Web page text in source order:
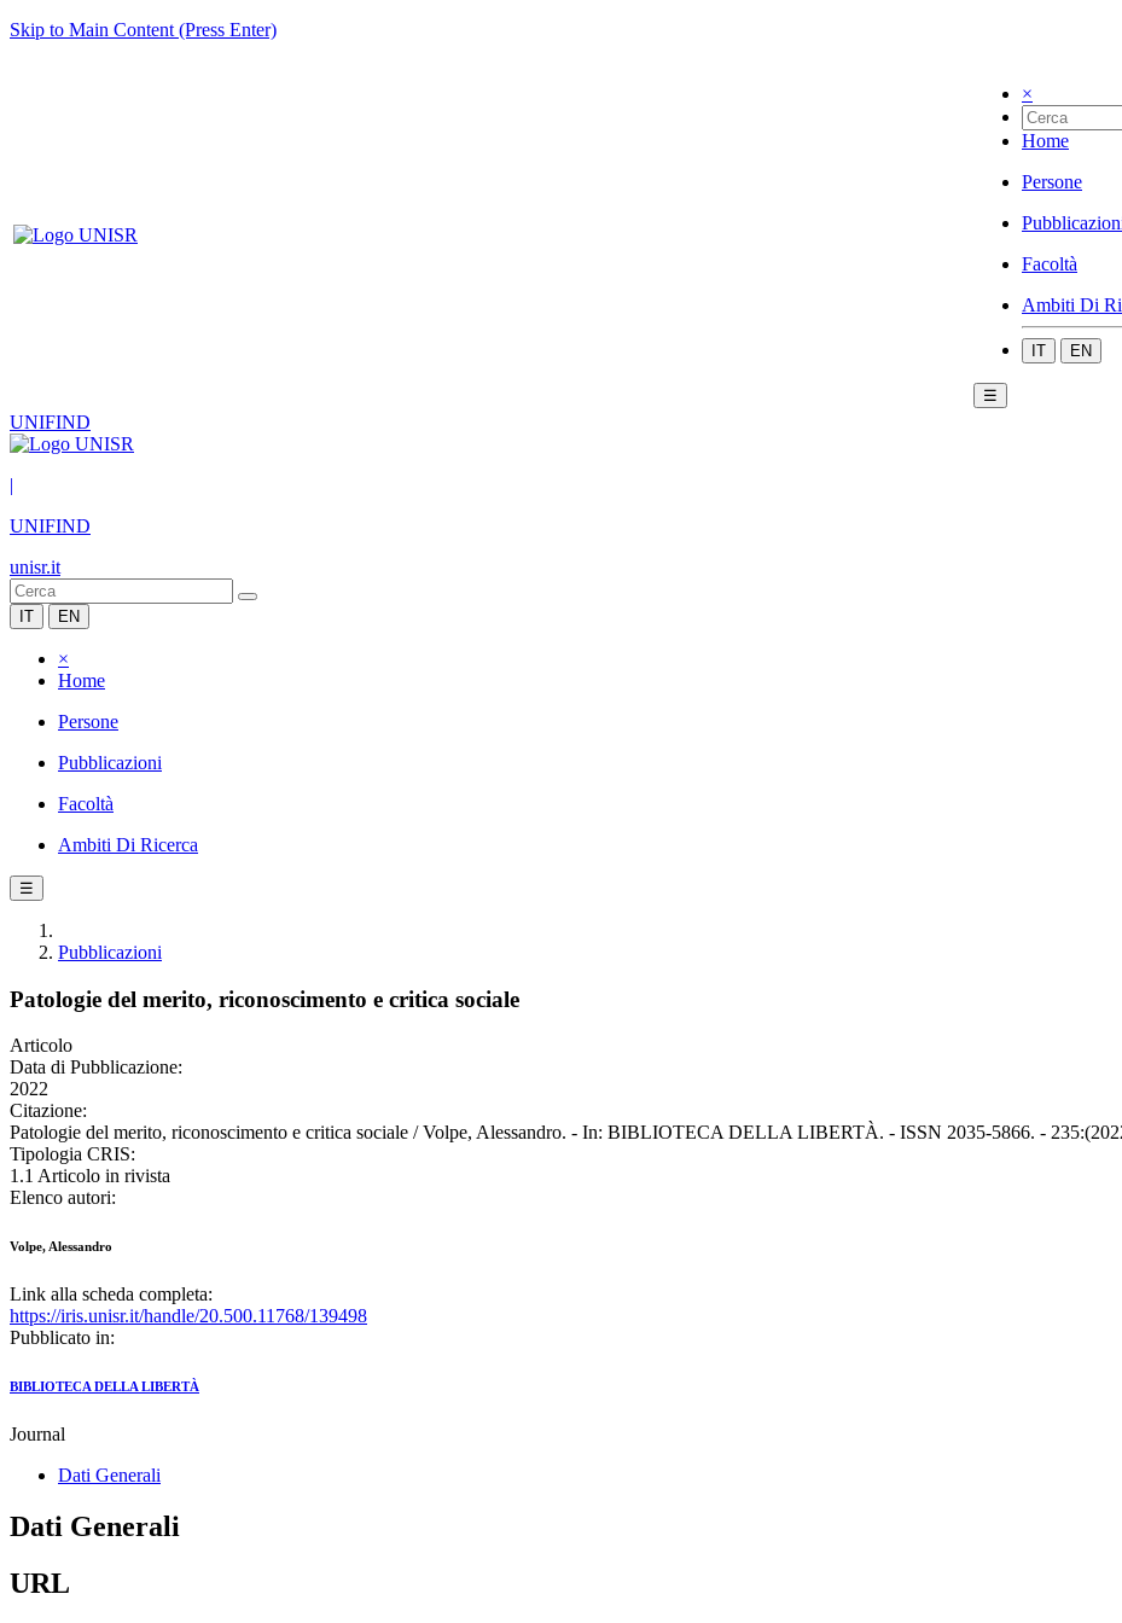
Skip to Main Content (Press Enter)
×
Home
Persone
Facoltà
Ambiti Di
IT EN
☰
UNIFIND
|
UNIFIND
unisr.it
IT EN
×
Home
Persone
Pubblicazioni
Facoltà
Ambiti Di Ricerca
☰
Pubblicazioni
Patologie del merito, riconoscimento e critica sociale
Articolo
Data di Pubblicazione:
2022
Citazione:
Patologie del merito, riconoscimento e critica sociale / Volpe, Alessandro. - In: BIBLIOTECA DELLA LIBERTÀ. - ISSN 2035-5866. -
Tipologia CRIS:
1.1 Articolo in rivista
Elenco autori:
Volpe, Alessandro
Link alla scheda completa:
https://iris.unisr.it/handle/20.500.11768/139498
Pubblicato in:
BIBLIOTECA DELLA LIBERTÀ
Journal
Dati Generali
Dati Generali
URL